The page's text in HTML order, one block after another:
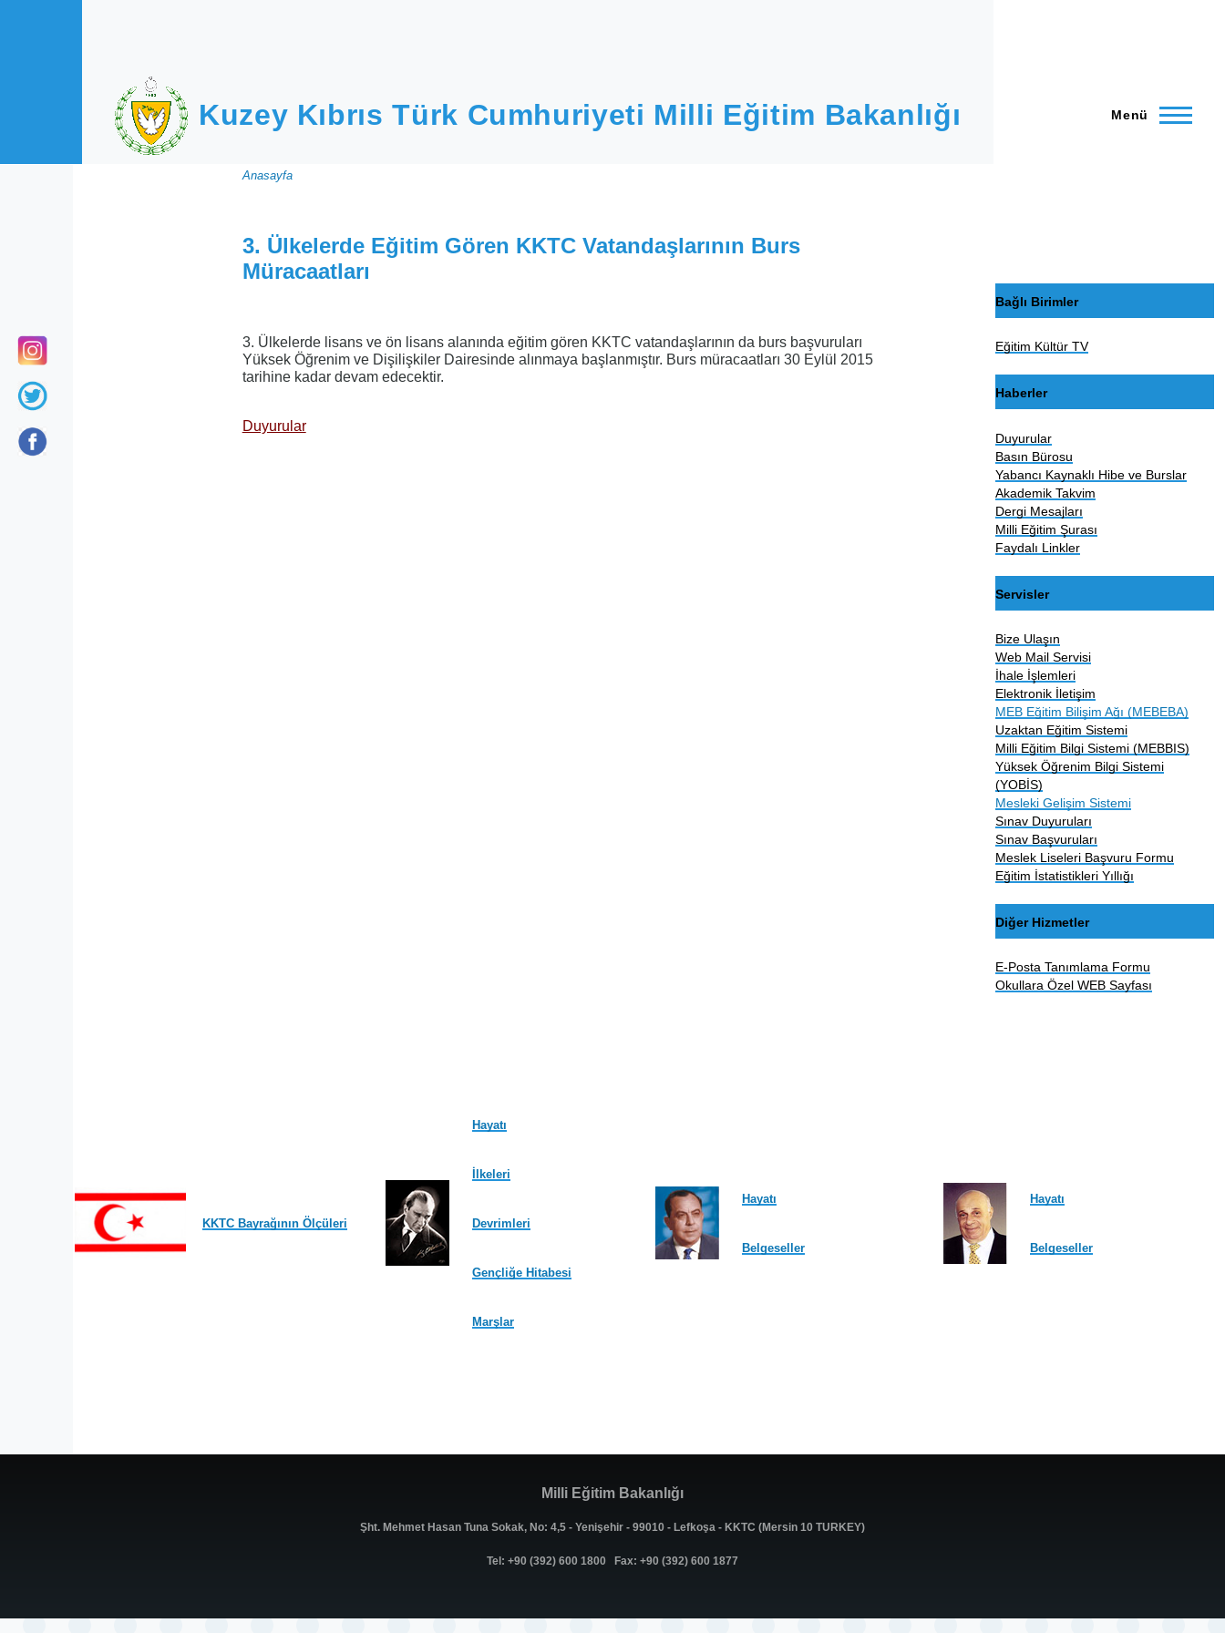
Kuzey Kıbrıs Türk Cumhuriyeti Milli Eğitim Bakanlığı Menü
Sayfa
yolu
Anasayfa
3. Ülkelerde Eğitim Gören KKTC Vatandaşlarının Burs
Müracaatları
3. Ülkelerde lisans ve ön lisans alanında eğitim gören KKTC vatandaşlarının da burs başvuruları
Yüksek Öğrenim ve Dişilişkiler Dairesinde alınmaya başlanmıştır. Burs müracaatları 30 Eylül 2015
tarihine kadar devam edecektir.
Duyurular
Bağlı Birimler
Eğitim Kültür TV
Haberler
Duyurular
Basın Bürosu
Yabancı Kaynaklı Hibe ve Burslar
Akademik Takvim
Dergi Mesajları
Milli Eğitim Şurası
Faydalı Linkler
Servisler
Bize Ulaşın
Web Mail Servisi
İhale İşlemleri
Elektronik İletişim
MEB Eğitim Bilişim Ağı (MEBEBA)
Uzaktan Eğitim Sistemi
Milli Eğitim Bilgi Sistemi (MEBBIS)
Yüksek Öğrenim Bilgi Sistemi
(YOBİS)
Mesleki Gelişim Sistemi
Sınav Duyuruları
Sınav Başvuruları
Meslek Liseleri Başvuru Formu
Eğitim İstatistikleri Yıllığı
Diğer Hizmetler
E-Posta Tanımlama Formu
Okullara Özel WEB Sayfası
KKTC Bayrağının Ölçüleri
Hayatı
İlkeleri
Devrimleri
Gençliğe Hitabesi
Marşlar
Hayatı
Belgeseller
Hayatı
Belgeseller
Milli Eğitim Bakanlığı
Şht. Mehmet Hasan Tuna Sokak, No: 4,5 - Yenişehir - 99010 - Lefkoşa - KKTC (Mersin 10 TURKEY)
Tel: +90 (392) 600 1800 Fax: +90 (392) 600 1877